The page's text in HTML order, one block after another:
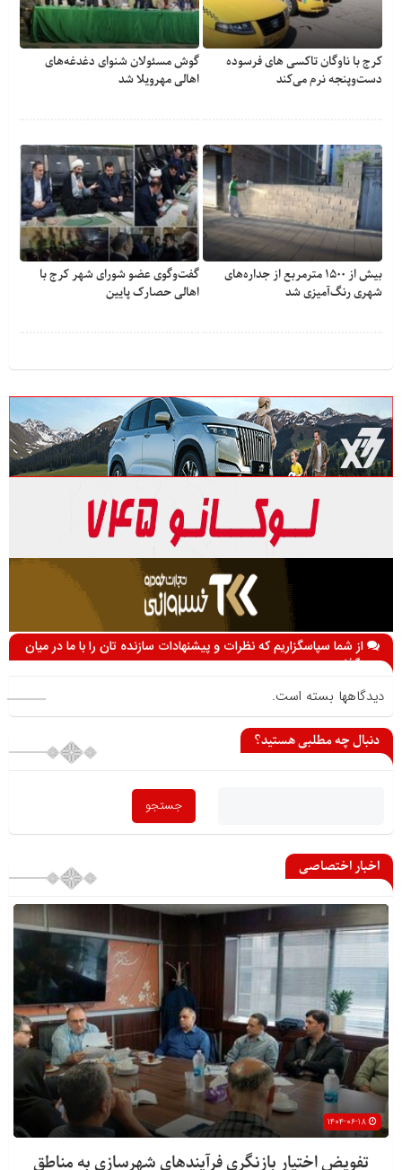
کرج با ناوگان تاکسی های فرسوده
دست‌وپنجه نرم می‌کند
گوش مسئولان شنوای دغدغه‎‌های
اهالی مهرویلا شد
بیش از ۱۵۰۰ مترمربع از جداره‌های
شهری رنگ‌آمیزی شد
گفت‌وگوی عضو شورای شهر کرج با
اهالی حصارک پایین
از شما سپاسگزاریم که نظرات و پیشنهادات سازنده تان را با ما در میان
می گذارید
دیدگاهها بسته است.
دنبال چه مطلبی هستید؟
اخبار اختصاصی
تفویض اختیار بازنگری فرآیندهای شهرسازی به مناطق